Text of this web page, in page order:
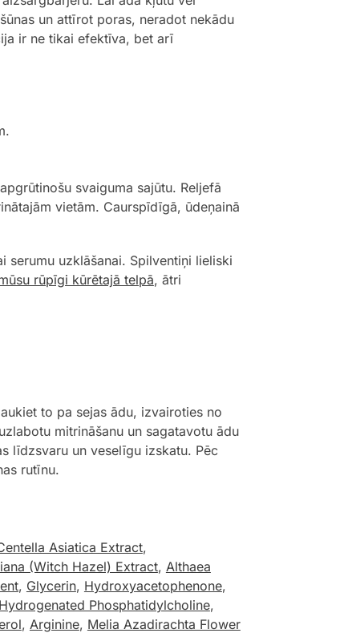
un attīrot poras, neradot nekādu
ir ne tikai efektīva, bet arī
svaiguma sajūtu. Reljefā
vietām. Caurspīdīgā, ūdeņainā
uzklāšanai. Spilventiņi lieliski
rūpīgi kūrētajā telpā, ātri
to pa sejas ādu, izvairoties no
mitrināšanu un sagatavotu ādu
līdzsvaru un veselīgu izskatu. Pēc
rutīnu.
Asiatica Extract,
(Witch Hazel) Extract, Althaea
, Glycerin, Hydroxyacetophenone,
Hydrogenated Phosphatidylcholine,
, Arginine, Melia Azadirachta Flower